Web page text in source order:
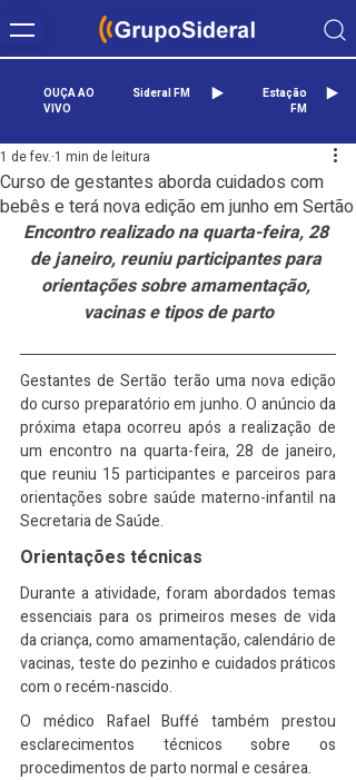
OUÇA AO
VIVO
Sideral FM
Estação
FM
Curso de gestantes aborda cuidados com
bebês e terá nova edição em junho em Sertão
1 de fev. 1 min de leitura
Encontro realizado na quarta-feira, 28
de janeiro, reuniu participantes para
orientações sobre amamentação,
vacinas e tipos de parto
Gestantes de Sertão terão uma nova edição
do curso preparatório em junho. O anúncio da
próxima etapa ocorreu após a realização de
um encontro na quarta-feira, 28 de janeiro,
que reuniu 15 participantes e parceiros para
orientações sobre saúde materno-infantil na
Secretaria de Saúde.
Orientações técnicas
Durante a atividade, foram abordados temas
essenciais para os primeiros meses de vida
da criança, como amamentação, calendário de
vacinas, teste do pezinho e cuidados práticos
com o recém-nascido.
O médico Rafael Buffé também prestou
esclarecimentos técnicos sobre os
procedimentos de parto normal e cesárea.